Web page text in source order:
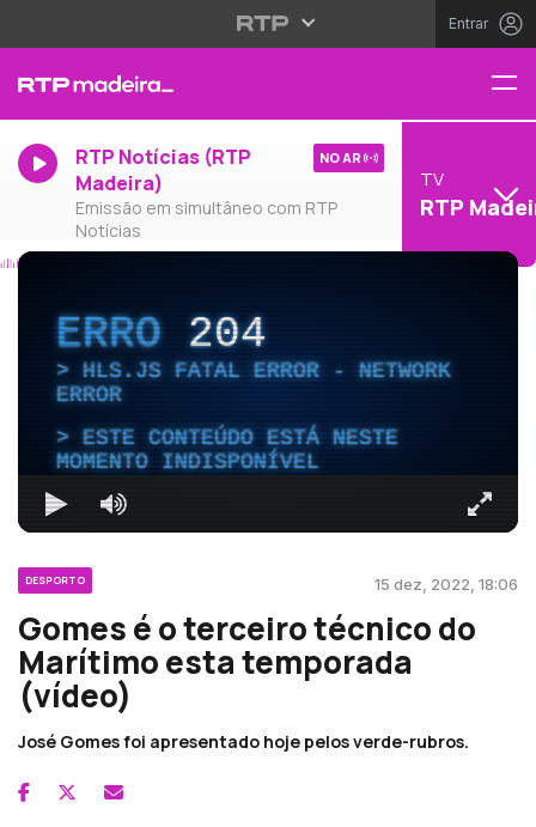
Entrar
RTP Notícias (RTP
Madeira)
Emissão em simultâneo com RTP
Notícias
NO AR
TV
RTP
ERRO204
HLS.JS FATAL ERROR - NETWORK
ERROR
ESTE CONTEÚDO ESTÁ NESTE
MOMENTO INDISPONÍVEL
DESPORTO 15 dez, 2022, 18:06
Gomes é o terceiro técnico do
Marítimo esta temporada
(vídeo)
José Gomes foi apresentado hoje pelos verde-rubros.